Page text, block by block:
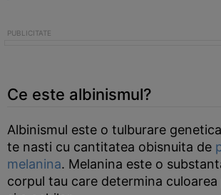
Ce este albinismul?
Albinismul este o tulburare
te nasti cu cantitatea obisnuita de
melanina. Melanina este o
corpul tau care determina culoarea